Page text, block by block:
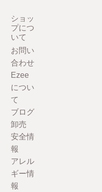
ショッ
プにつ
いて
お問い
合わせ
Ezee
につい
て
ブログ
卸売
安全情
報
アレル
ギー情
報